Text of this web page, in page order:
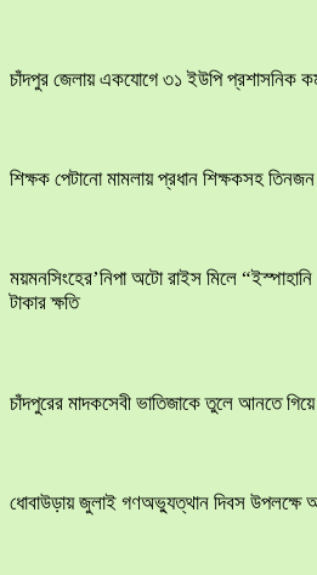
চাঁদপুর জেলায় একযোগে ৩১ ইউপি প্রশাসনিক
শিক্ষক পেটানো মামলায় প্রধান শিক্ষকসহ
ময়মনসিংহের’নিপা অটো রাইস মিলে
টাকার ক্ষতি
চাঁদপুরের মাদকসেবী ভাতিজাকে তুলে আনতে গিয়ে
ধোবাউড়ায় জুলাই গণঅভ্যুত্থান দিবস উপলক্ষে